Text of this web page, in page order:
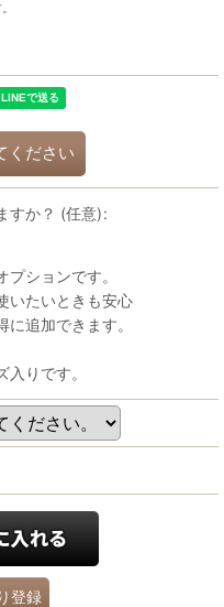
ください
すか？ (任意):
ションです。
いたいときも安心
追加できます。
りです。
登録